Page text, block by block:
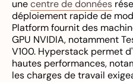
unecentre de données
déploiement rapide de
Platform fournit des
GPU NVIDIA, notamment
V100. Hyperstack permet
hautes performances,
les charges de travail